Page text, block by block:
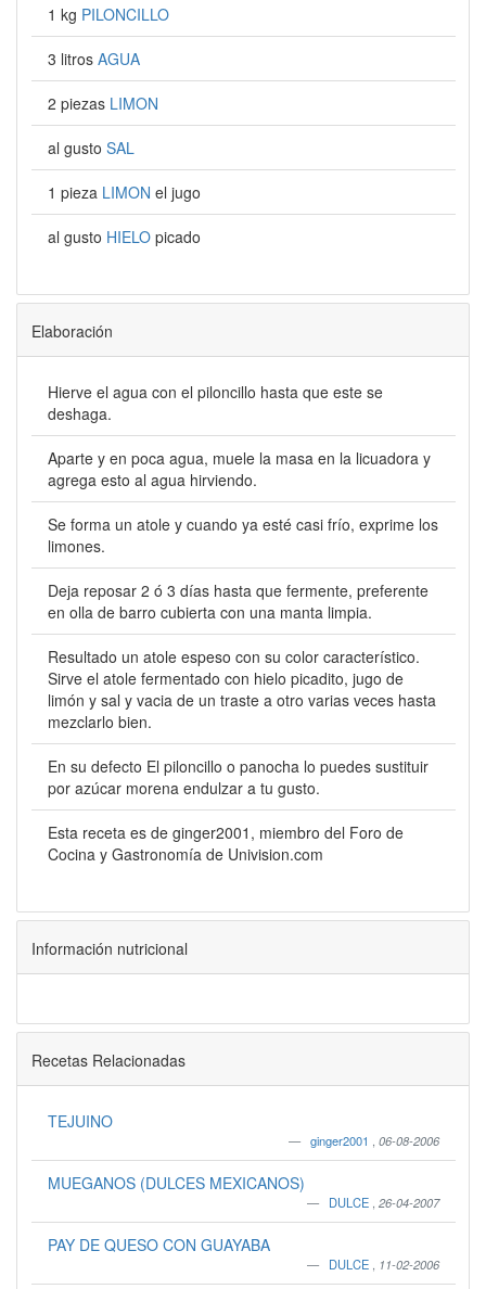
1 kg PILONCILLO
3 litros AGUA
2 piezas LIMON
al gusto SAL
1 pieza LIMON el jugo
al gusto HIELO picado
Elaboración
Hierve el agua con el piloncillo hasta que este se
deshaga.
Aparte y en poca agua, muele la masa en la licuadora y
agrega esto al agua hirviendo.
Se forma un atole y cuando ya esté casi frío, exprime los
limones.
Deja reposar 2 ó 3 días hasta que fermente, preferente
en olla de barro cubierta con una manta limpia.
Resultado un atole espeso con su color característico.
Sirve el atole fermentado con hielo picadito, jugo de
limón y sal y vacia de un traste a otro varias veces hasta
mezclarlo bien.
En su defecto El piloncillo o panocha lo puedes sustituir
por azúcar morena endulzar a tu gusto.
Esta receta es de ginger2001, miembro del Foro de
Cocina y Gastronomía de Univision.com
Información nutricional
Recetas Relacionadas
TEJUINO
ginger2001 06-08-2006
MUEGANOS (DULCES MEXICANOS)
DULCE 26-04-2007
PAY DE QUESO CON GUAYABA
DULCE 11-02-2006